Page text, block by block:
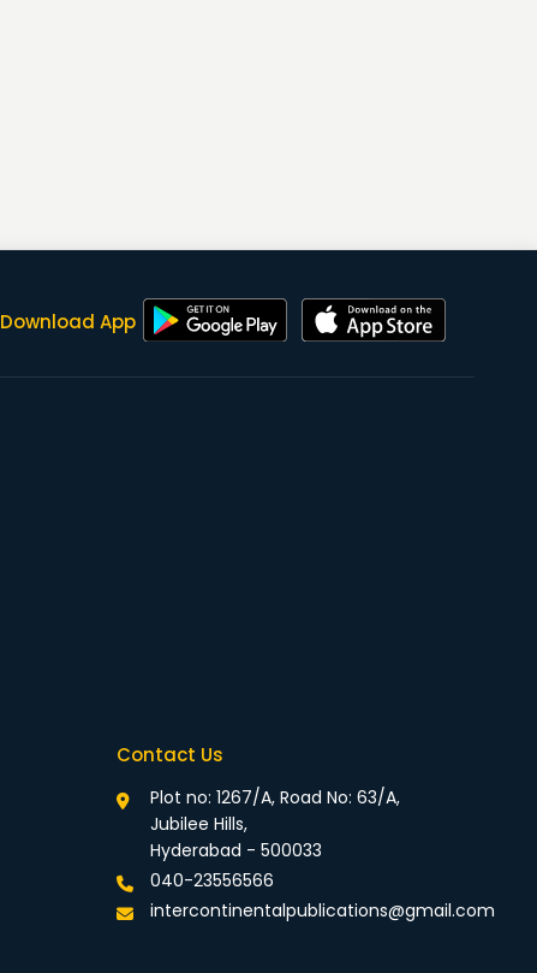
Download App
Contact Us
Plot no: 1267/A, Road No: 63/A,
Jubilee Hills,
Hyderabad - 500033
040-23556566
intercontinentalpublications@gmail.com